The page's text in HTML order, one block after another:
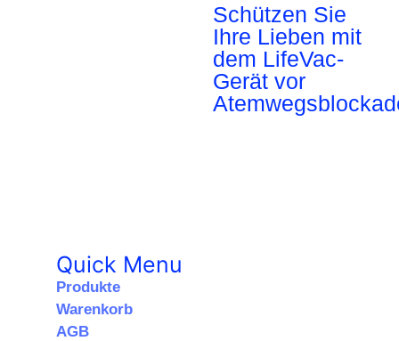
Schützen Sie
Ihre Lieben mit
dem LifeVac-
Gerät vor
Quick Menu
Produkte
Warenkorb
AGB